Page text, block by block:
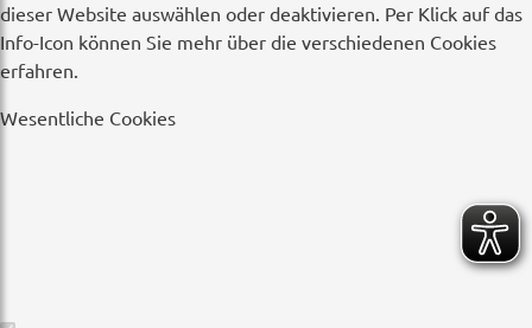
dieser Website auswählen oder deaktivieren. Per Klick auf das
Info-Icon können Sie mehr über die verschiedenen Cookies
erfahren.
Wesentliche Cookies